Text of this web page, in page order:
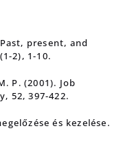
present, and
2), 1-10.
P. (2001). Job
52, 397-422.
és kezelése.